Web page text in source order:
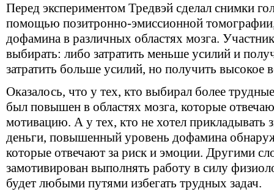
Перед экспериментом Тредвэй сделал снимки
помощью пози­тронно-эмиссионной
дофамина в различных областях мозга.
выбирать: либо затратить меньше усилий и
затратить больше усилий, но получить высокое
Оказалось, что у тех, кто выбирал более
был повышен в областях мозга, которые
мотивацию. А у тех, кто не хотел прикладывать
деньги, повышенный уровень дофамина
которые отвечают за риск и эмоции. Другими
замотивирован выполнять работу в силу
будет любыми путями избегать трудных задач.